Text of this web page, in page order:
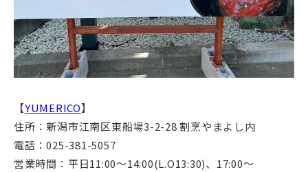
【YUMERICO】
住所：新潟市江南区東船場3-2-28 割烹やまよし内
電話：025-381-5057
営業時間：平日11:00〜14:00(L.O13:30)、17:00〜